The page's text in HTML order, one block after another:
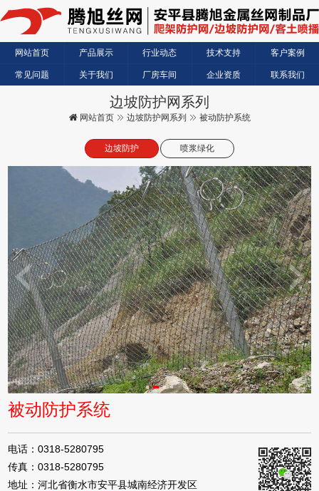
网站首页 产品展示 行业动态 技术支持 客户案例
常见问题 关于我们 厂房车间 企业资质 联系我们
边坡防护网系列
网站首页 边坡防护网系列 被动防护系统
边坡防护 喷浆绿化
被动防护系统
电话：0318-5280795
传真：0318-5280795
地址：河北省衡水市安平县城南经济开发区